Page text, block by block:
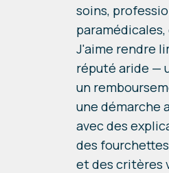
soins,
J'aime rendre
réputé aride —
un
une démarche
avec des
des
et des critères